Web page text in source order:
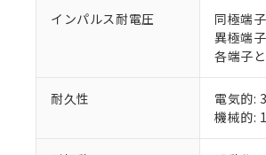
インパルス耐電圧
同極端
異極端
各端子
耐久性
電気的:
機械的: